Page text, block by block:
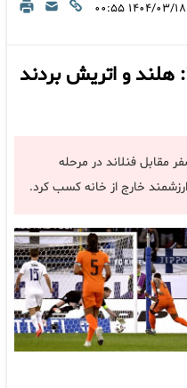
۱۴۰۴/۰۳/۱۸ ۰۰:۵۵
مقدماتی جام جهانی ۲۰۲۶: هلند و اتریش بردند
هلند با برتری ۲ بر صفر مقابل فنلاند در مرحله